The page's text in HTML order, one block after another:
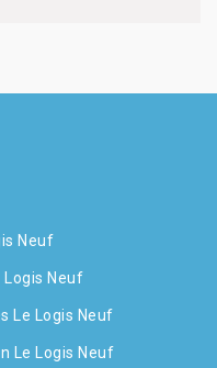
Neuf
Logis Neuf
Le Logis Neuf
Le Logis Neuf